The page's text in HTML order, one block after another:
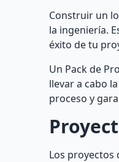
Construir un
la ingeniería.
éxito de tu
Un Pack de
llevar a cabo
proceso y
Los proyectos